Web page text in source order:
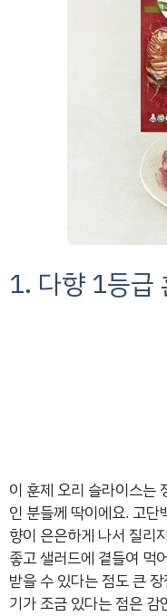
1. 다향 1등급
이 훈제 오리 슬라이스는
인 분들께 딱이에요. 고
향이 은은하게 나서 질리
좋고 샐러드에 곁들여 먹
받을 수 있다는 점도 큰
기가 조금 있다는 점은 감